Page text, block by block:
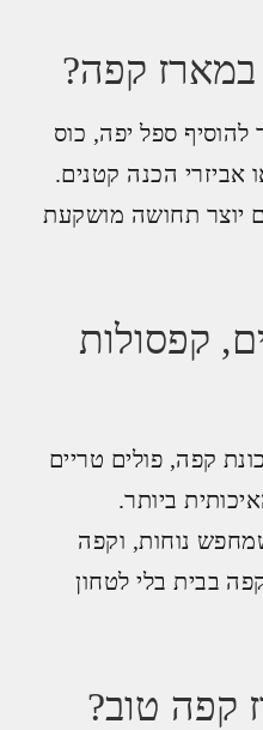
קפה?
ספל יפה, כוס
הכנה קטנים.
תחושה מושקעת
קפסולות
פולים טריים
ביותר.
נוחות, וקפה
בלי לטחון
טוב?